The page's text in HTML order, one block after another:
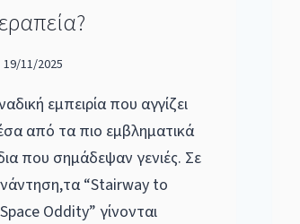
19/11/2025
εμπειρία που αγγίζει
από τα πιο εμβληματικά
που σημάδεψαν γενιές. Σε
“Stairway to
Oddity” γίνονται